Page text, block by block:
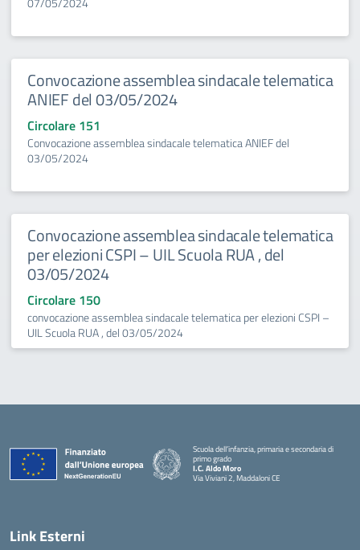
Convocazione assemblea sindacale telematica
ANIEF del 03/05/2024
Circolare 151
Convocazione assemblea sindacale telematica ANIEF del
03/05/2024
Convocazione assemblea sindacale telematica
per elezioni CSPI – UIL Scuola RUA , del
03/05/2024
Circolare 150
convocazione assemblea sindacale telematica per elezioni CSPI –
UIL Scuola RUA , del 03/05/2024
Scuola dell’infanzia, primaria e secondaria di
primo grado
I.C. Aldo Moro
Via Viviani 2, Maddaloni CE
Link Esterni